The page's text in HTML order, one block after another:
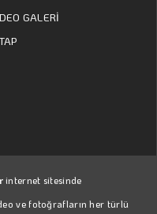
GALERİ
internet sitesinde
ve fotoğrafların her türlü